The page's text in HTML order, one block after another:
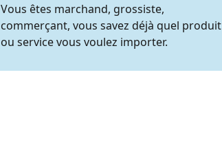
Vous êtes marchand, grossiste,
commerçant, vous savez déjà quel produit
ou service vous voulez importer.